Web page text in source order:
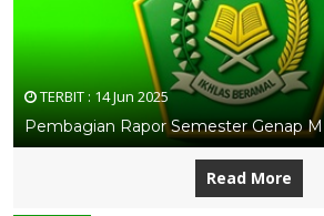
TERBIT : 14 Jun 2025
Pembagian Rapor Semester Genap
Read More